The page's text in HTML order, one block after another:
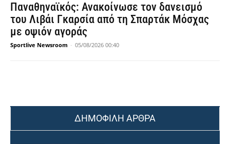
Παναθηναϊκός: Ανακοίνωσε τον δανεισμό
του Λιβάι Γκαρσία από τη Σπαρτάκ Μόσχας
με οψιόν αγοράς
Sportlive Newsroom - 05/08/2026 00:40
ΔΗΜΟΦΙΛΗ ΑΡΘΡΑ